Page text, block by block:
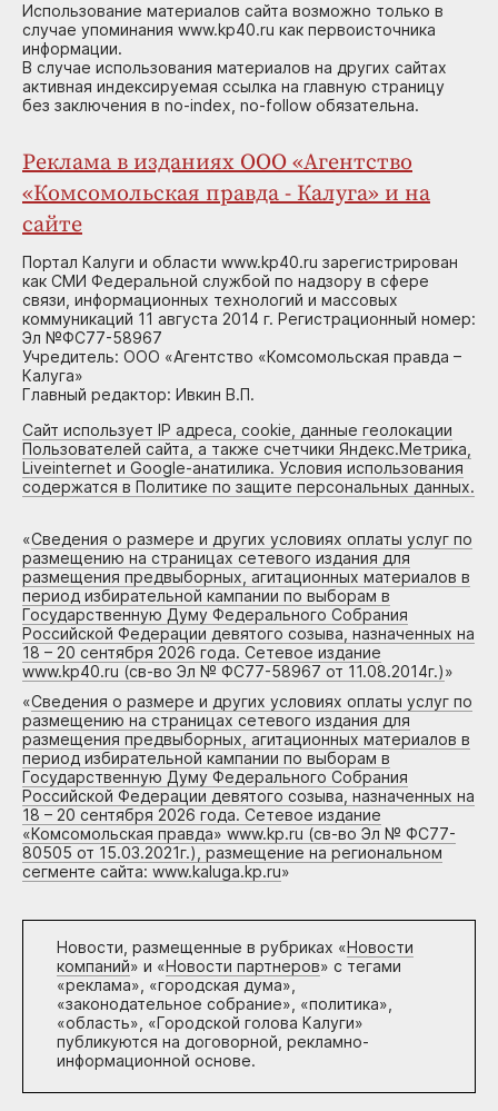
Использование материалов сайта возможно только в
случае упоминания www.kp40.ru как первоисточника
информации.
В случае использования материалов на других сайтах
активная индексируемая ссылка на главную страницу
без заключения в no-index, no-follow обязательна.
Реклама в изданиях ООО «Агентство
«Комсомольская правда - Калуга» и на
сайте
Портал Калуги и области www.kp40.ru зарегистрирован
как СМИ Федеральной службой по надзору в сфере
связи, информационных технологий и массовых
коммуникаций 11 августа 2014 г. Регистрационный номер:
Эл №ФС77-58967
Учредитель: ООО «Агентство «Комсомольская правда –
Калуга»
Главный редактор: Ивкин В.П.
Сайт использует IP адреса, cookie, данные геолокации
Пользователей сайта, а также счетчики Яндекс.Метрика,
Liveinternet и Google-анатилика. Условия использования
содержатся в Политике по защите персональных данных.
«Сведения о размере и других условиях оплаты услуг по
размещению на страницах сетевого издания для
размещения предвыборных, агитационных материалов в
период избирательной кампании по выборам в
Государственную Думу Федерального Собрания
Российской Федерации девятого созыва, назначенных на
18 – 20 сентября 2026 года. Сетевое издание
www.kp40.ru (св-во Эл № ФС77-58967 от 11.08.2014г.)»
«Сведения о размере и других условиях оплаты услуг по
размещению на страницах сетевого издания для
размещения предвыборных, агитационных материалов в
период избирательной кампании по выборам в
Государственную Думу Федерального Собрания
Российской Федерации девятого созыва, назначенных на
18 – 20 сентября 2026 года. Сетевое издание
«Комсомольская правда» www.kp.ru (св-во Эл № ФС77-
80505 от 15.03.2021г.), размещение на региональном
сегменте сайта: www.kaluga.kp.ru»
Новости, размещенные в рубриках «Новости
компаний» и «Новости партнеров» с тегами
«реклама», «городская дума»,
«законодательное собрание», «политика»,
«область», «Городской голова Калуги»
публикуются на договорной, рекламно-
информационной основе.